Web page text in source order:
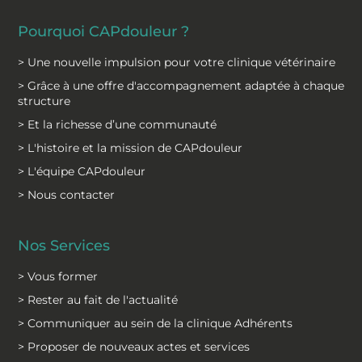
Pourquoi CAPdouleur ?
> Une nouvelle impulsion pour votre clinique vétérinaire
> Grâce à une offre d'accompagnement adaptée à chaque
structure
> Et la richesse d’une communauté
> L'histoire et la mission de CAPdouleur
> L'équipe CAPdouleur
> Nous contacter
Nos Services
> Vous former
> Rester au fait de l'actualité
> Communiquer au sein de la clinique Adhérents
> Proposer de nouveaux actes et services